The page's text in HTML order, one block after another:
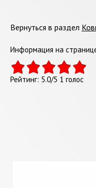
Вернуться в раздел
Информация на
Рейтинг: 5.0/5 1 голос